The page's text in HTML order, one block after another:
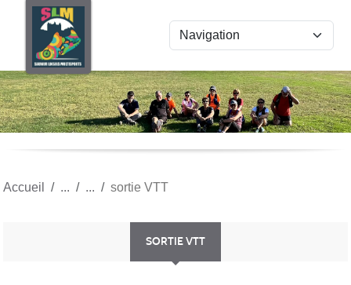
Accueil sortie VTT
SORTIE VTT
Panneau de gestion des cookies